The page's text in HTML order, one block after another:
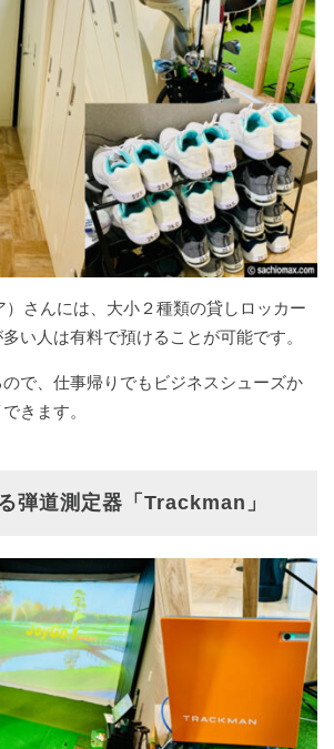
）さんには、大小２種類の貸しロッカー
い人は有料で預けることが可能です。
で、仕事帰りでもビジネスシューズか
きます。
弾道測定器「Trackman」